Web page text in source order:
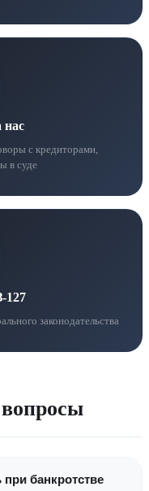
нас
с кредиторами,
в суде
127
законодательства
банкротстве